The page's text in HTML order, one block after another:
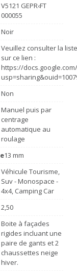
V5121 GEPR‹FT
000055
Noir
Veuillez consulter la
sur ce lien :
https://
Non
Manuel puis par
centrage
automatique au
roulage
13 mm
Véhicule Tourisme,
Suv - Monospace -
4x4, Camping Car
2,50
Boite à façades
rigides incluant une
paire de gants et 2
chaussettes neige
hiver.